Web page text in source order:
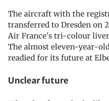
The aircraft with the
transferred to Dresden on
Air France's tri-colour
The almost eleven-year-
readied for its future at
Unclear future